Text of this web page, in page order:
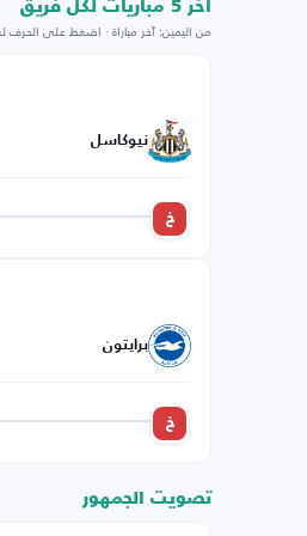
اخر 5 مباريات لكل فريق
من اليمين: آخر مباراة · اضغط على
نيوكاسل
خ
برايتون
خ
تصويت الجمهور